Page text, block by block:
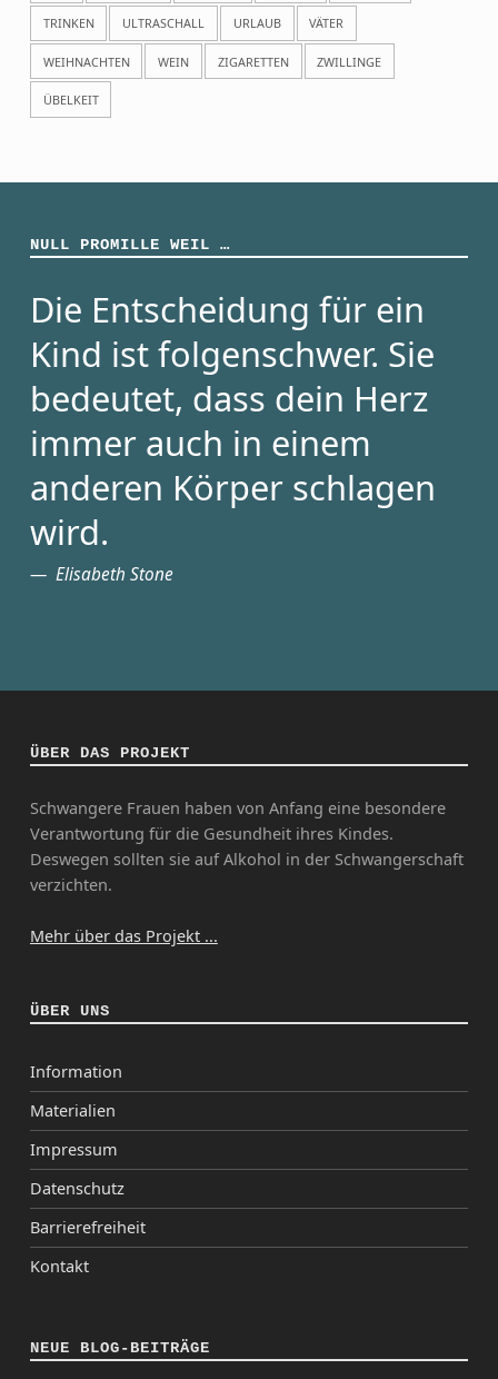
TRINKEN ULTRASCHALL URLAUB VÄTER
WEIHNACHTEN WEIN ZIGARETTEN ZWILLINGE
ÜBELKEIT
NULL PROMILLE WEIL …
Die Entscheidung für ein
Kind ist folgenschwer. Sie
bedeutet, dass dein Herz
immer auch in einem
anderen Körper schlagen
wird.
Elisabeth Stone
ÜBER DAS PROJEKT
Schwangere Frauen haben von Anfang eine besondere
Verantwortung für die Gesundheit ihres Kindes.
Deswegen sollten sie auf Alkohol in der Schwangerschaft
verzichten.
Mehr über das Projekt ...
ÜBER UNS
Information
Materialien
Impressum
Datenschutz
Barrierefreiheit
Kontakt
NEUE BLOG-BEITRÄGE